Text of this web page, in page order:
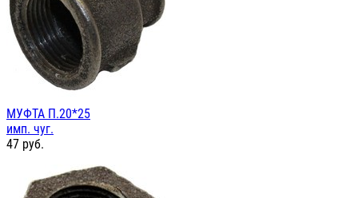
МУФТА П.20*25
имп. чуг.
47 руб.